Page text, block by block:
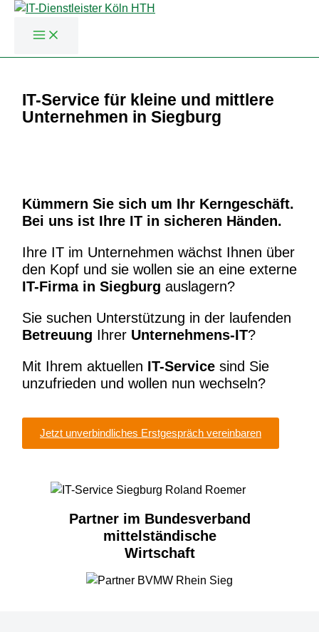
springen
IT-Service für kleine und mittlere
Unternehmen in Siegburg
Kümmern Sie sich um Ihr Kerngeschäft.
Bei uns ist Ihre IT in sicheren Händen.
Ihre IT im Unternehmen wächst Ihnen über
den Kopf und sie wollen sie an eine externe
IT-Firma in Siegburg auslagern?
Sie suchen Unterstützung in der laufenden
Betreuung Ihrer Unternehmens-IT?
Mit Ihrem aktuellen IT-Service sind Sie
unzufrieden und wollen nun wechseln?
Jetzt unverbindliches Erstgespräch vereinbaren
Partner im Bundesverband
mittelständische
Wirtschaft